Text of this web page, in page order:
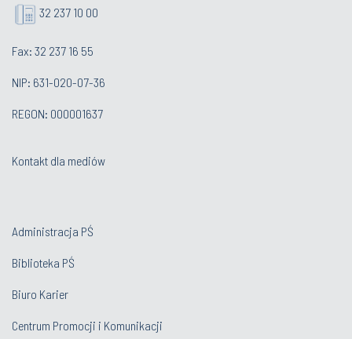
32 237 10 00
Fax: 32 237 16 55
NIP: 631-020-07-36
REGON: 000001637
Kontakt dla mediów
Administracja PŚ
Biblioteka PŚ
Biuro Karier
Centrum Promocji i Komunikacji